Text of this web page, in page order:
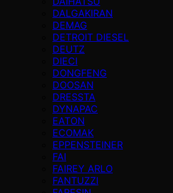
DALGAKIRAN
DEMAG
DETROIT DIESEL
DEUTZ
DIECI
DONGFENG
DOOSAN
DRESSTA
DYNAPAC
EATON
ECOMAK
EPPENSTEINER
FAI
FAIREY ARLO
FANTUZZI